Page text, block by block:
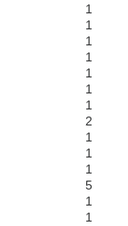
1
1
1
1
1
1
1
2
1
1
1
5
1
1